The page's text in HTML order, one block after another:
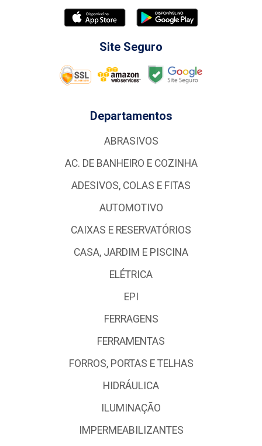
Site Seguro
Departamentos
ABRASIVOS
AC. DE BANHEIRO E COZINHA
ADESIVOS, COLAS E FITAS
AUTOMOTIVO
CAIXAS E RESERVATÓRIOS
CASA, JARDIM E PISCINA
ELÉTRICA
EPI
FERRAGENS
FERRAMENTAS
FORROS, PORTAS E TELHAS
HIDRÁULICA
ILUMINAÇÃO
IMPERMEABILIZANTES